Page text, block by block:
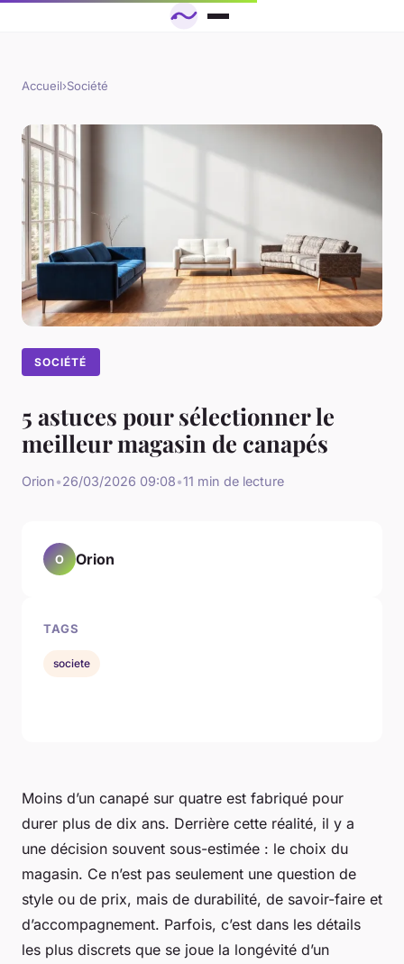
Accueil›Société
SOCIÉTÉ
5 astuces pour sélectionner le
meilleur magasin de canapés
Orion•26/03/2026 09:08•11 min de lecture
Moins d’un canapé sur quatre est fabriqué pour
durer plus de dix ans. Derrière cette réalité, il y a
une décision souvent sous-estimée : le choix du
magasin. Ce n’est pas seulement une question de
style ou de prix, mais de durabilité, de savoir-faire et
d’accompagnement. Parfois, c’est dans les détails
les plus discrets que se joue la longévité d’un
O Orion
TAGS
societe